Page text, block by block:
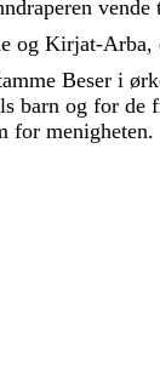
vende
og Kirjat-Arba,
Beser i
barn og for de
for menigheten.